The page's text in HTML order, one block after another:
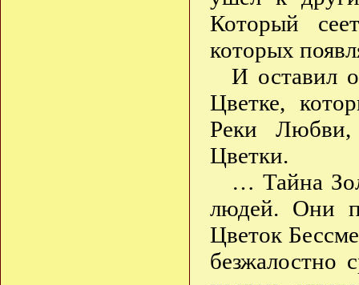
Который
которых
И оставил
Цветке,
Реки Любви,
Цветки.
… Тайна
людей. Они
Цветок
безжалостно